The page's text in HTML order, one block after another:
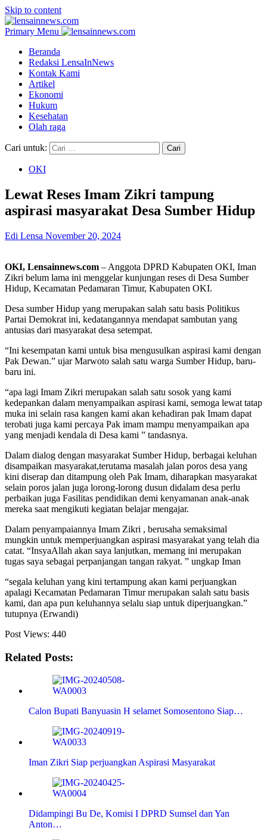
Skip to content
Primary Menu
Beranda
Redaksi LensaInNews
Kontak Kami
Artikel
Ekonomi
Hukum
Kesehatan
Olah raga
Cari untuk:
OKI
Lewat Reses Imam Zikri tampung
aspirasi masyarakat Desa Sumber Hidup
Edi Lensa November 20, 2024
OKI, Lensainnews.com – Anggota DPRD Kabupaten OKI, Iman
Zikri belum lama ini menggelar kunjungan reses di Desa Sumber
Hidup, Kecamatan Pedamaran Timur, Kabupaten OKI.
Desa sumber Hidup yang merupakan salah satu basis Politikus
Partai Demokrat ini, kedatangannya mendapat sambutan yang
antusias dari masyarakat desa setempat.
“Ini kesempatan kami untuk bisa mengusulkan aspirasi kami dengan
Pak Dewan.” ujar Marwoto salah satu warga Sumber Hidup, baru-
baru ini.
“apa lagi Imam Zikri merupakan salah satu sosok yang kami
kedepankan dalam menyampaikan aspirasi kami, semoga lewat tatap
muka ini selain rasa kangen kami akan kehadiran pak Imam dapat
terobati juga kami percaya Pak imam mampu menyampaikan apa
yang menjadi kendala di Desa kami ” tandasnya.
Dalam dialog dengan masyarakat Sumber Hidup, berbagai keluhan
disampaikan masyarakat,terutama masalah jalan poros desa yang
kini diserap dan ditampung oleh Pak Imam, diharapkan masyarakat
selain poros jalan juga lorong-lorong dusun didalam desa perlu
perbaikan juga Fasilitas pendidikan demi kenyamanan anak-anak
mereka saat mengikuti kegiatan belajar mengajar.
Dalam penyampaiannya Imam Zikri , berusaha semaksimal
mungkin untuk memperjuangkan aspirasi masyarakat yang telah dia
catat. “InsyaAllah akan saya lanjutkan, memang ini merupakan
tugas saya sebagai perpanjangan tangan rakyat. ” ungkap Iman
“segala keluhan yang kini tertampung akan kami perjuangkan
apalagi Kecamatan Pedamaran Timur merupakan salah satu basis
kami, dan apa pun keluhannya selalu siap untuk diperjuangkan.”
tutupnya (Erwandi)
Post Views: 440
Related Posts:
Calon Bupati Banyuasin H selamet Somosentono Siap…
Iman Zikri Siap perjuangkan Aspirasi Masyarakat
Didampingi Bu De, Komisi I DPRD Sumsel dan Yan
Anton…